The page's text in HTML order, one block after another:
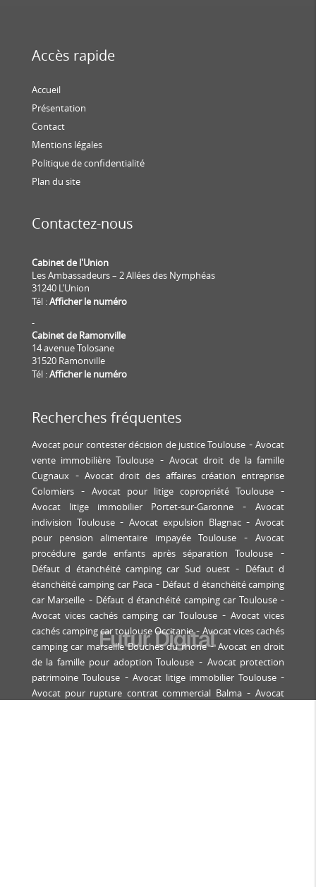
Accès rapide
Accueil
Présentation
Contact
Mentions légales
Politique de confidentialité
Plan du site
Contactez-nous
Cabinet de l'Union
Les Ambassadeurs – 2 Allées des Nymphéas
31240 L’Union
Tél :Afficher le numéro
-
Cabinet de Ramonville
14 avenue Tolosane
31520 Ramonville
Tél :Afficher le numéro
Recherches fréquentes
Avocat pour contester décision de justice Toulouse
Avocat
vente immobilière Toulouse
Avocat droit de la famille
Cugnaux
Avocat droit des affaires création entreprise
Colomiers
Avocat pour litige copropriété Toulouse
Avocat litige immobilier Portet-sur-Garonne
Avocat
indivision Toulouse
Avocat expulsion Blagnac
Avocat
pour pension alimentaire impayée Toulouse
Avocat
procédure garde enfants après séparation Toulouse
Défaut d étanchéité camping car Sud ouest
Défaut d
étanchéité camping car Paca
Défaut d étanchéité camping
car Marseille
Défaut d étanchéité camping car Toulouse
Avocat vices cachés camping car Toulouse
Avocat vices
cachés camping car toulouse Occitanie
Avocat vices cachés
camping car marseille Bouches du rhone
Avocat en droit
de la famille pour adoption Toulouse
Avocat protection
patrimoine Toulouse
Avocat litige immobilier Toulouse
Avocat pour rupture contrat commercial Balma
Avocat